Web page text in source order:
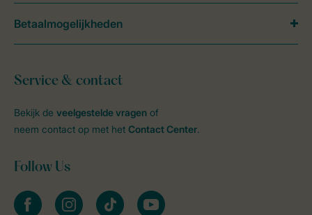
Service & contact
Bekijk de veelgestelde vragen of
neem contact op met het Contact Center.
Follow Us
facebookinstagramtiktok youtube
Betaalmogelijkheden